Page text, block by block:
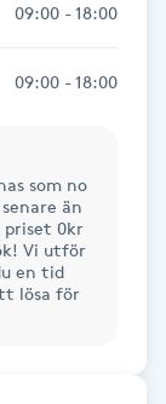
09:00 - 18:00
09:00 - 18:00
som no
än
priset 0kr
Vi utför
en tid
lösa för